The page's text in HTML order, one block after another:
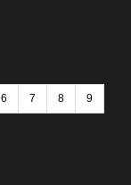
6 7 8 9